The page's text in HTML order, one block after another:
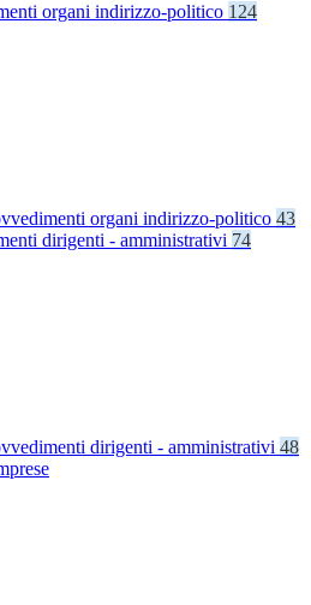
organi indirizzo-politico 124
organi indirizzo-politico 43
dirigenti - amministrativi 74
dirigenti - amministrativi 48